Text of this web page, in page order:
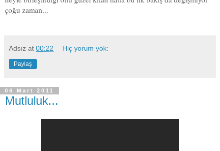
çoğu zaman...
Adsız at 00:22 Hiç yorum yok:
Paylaş
06 Mart 2011
Mutluluk...